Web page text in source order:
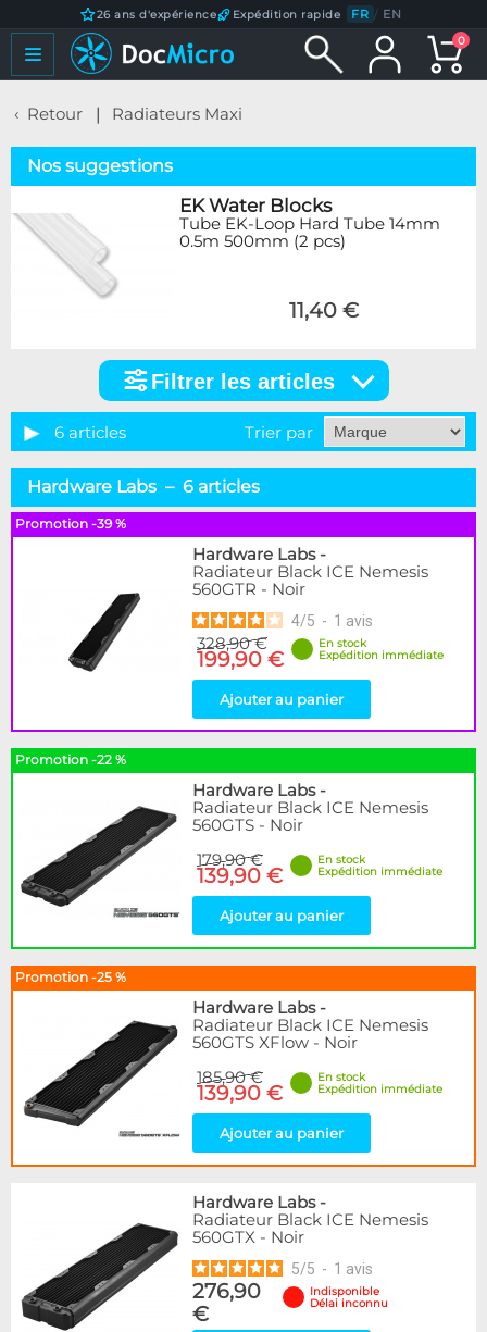
26 ans d'expérience Expédition rapide FR / EN
0
Retour Radiateurs Maxi
Nos suggestions
EK Water Blocks
Tube EK-Loop Hard Tube 14mm
0.5m 500mm (2 pcs)
11,40 €
articles
Marque
Alphacool
6
Hardware Labs
Disponibilité / Promotions
Articles en stock
Articles en promotions
Filtrer les articles
6 articles Trier par
Hardware Labs – 6 articles
Promotion -39 %
Hardware Labs-
Radiateur Black ICE Nemesis
560GTR - Noir
4/5 - 1 avis
328,90 €
199,90 €
En stock
Expédition immédiate
Ajouter au panier
Promotion -22 %
Hardware Labs-
Radiateur Black ICE Nemesis
560GTS - Noir
179,90 €
139,90 €
En stock
Expédition immédiate
Ajouter au panier
Promotion -25 %
Hardware Labs-
Radiateur Black ICE Nemesis
560GTS XFlow - Noir
185,90 €
139,90 €
En stock
Expédition immédiate
Ajouter au panier
Hardware Labs-
Radiateur Black ICE Nemesis
560GTX - Noir
5/5 - 1 avis
276,90
€
Indisponible
Délai inconnu